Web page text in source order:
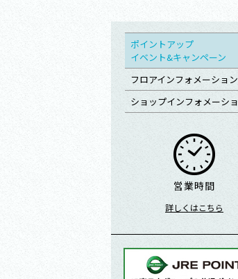
ポイントアップ
イベント&キャンペーン
フロアインフォメーション
ショップインフォメーシ
営業時間
詳しくはこちら